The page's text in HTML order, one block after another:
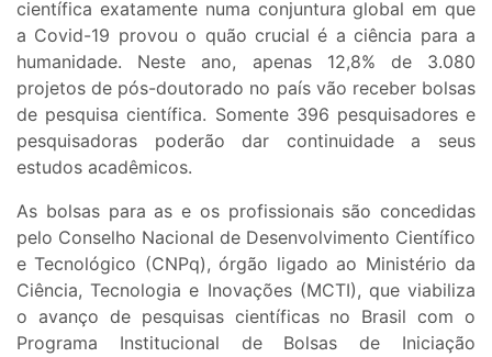
científica exatamente numa conjuntura global em que
a Covid-19 provou o quão crucial é a ciência para a
humanidade. Neste ano, apenas 12,8% de 3.080
projetos de pós-doutorado no país vão receber bolsas
de pesquisa científica. Somente 396 pesquisadores e
pesquisadoras poderão dar continuidade a seus
estudos acadêmicos.
As bolsas para as e os profissionais são concedidas
pelo Conselho Nacional de Desenvolvimento Científico
e Tecnológico (CNPq), órgão ligado ao Ministério da
Ciência, Tecnologia e Inovações (MCTI), que viabiliza
o avanço de pesquisas científicas no Brasil com o
Programa Institucional de Bolsas de Iniciação